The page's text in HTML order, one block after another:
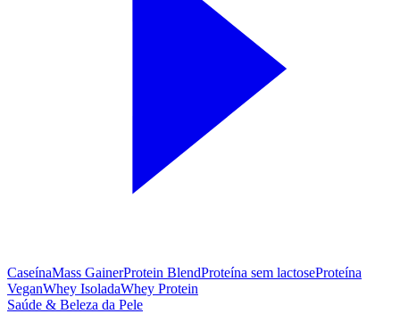
CaseínaMass GainerProtein BlendProteína sem lactoseProteína
VeganWhey IsoladaWhey Protein
Saúde & Beleza da Pele